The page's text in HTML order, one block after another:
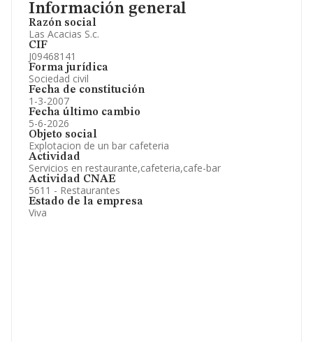
Información general
Razón social
Las Acacias S.c.
CIF
J09468141
Forma jurídica
Sociedad civil
Fecha de constitución
1-3-2007
Fecha último cambio
5-6-2026
Objeto social
Explotacion de un bar cafeteria
Actividad
Servicios en restaurante,cafeteria,cafe-bar
Actividad CNAE
5611 - Restaurantes
Estado de la empresa
Viva